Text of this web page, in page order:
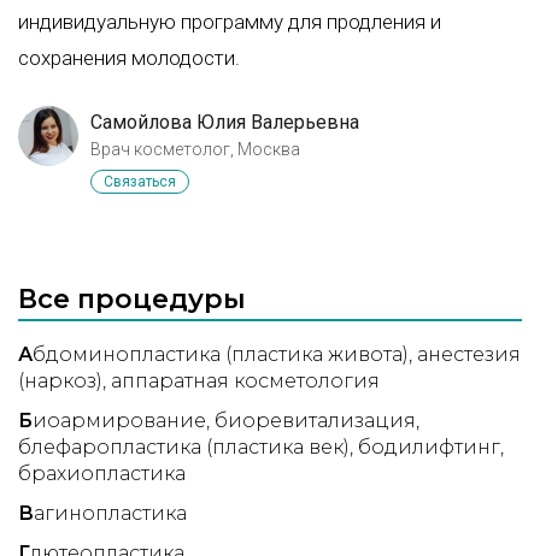
индивидуальную программу для продления и
сохранения молодости.
Самойлова Юлия Валерьевна
Врач косметолог, Москва
Связаться
Все процедуры
Абдоминопластика (пластика живота) анестезия
(наркоз) аппаратная косметология
Биоармирование биоревитализация
блефаропластика (пластика век) бодилифтинг
брахиопластика
Вагинопластика